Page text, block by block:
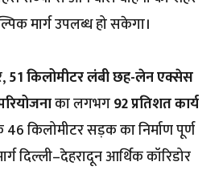
मार्ग उपलब्ध हो सकेगा।
51 किलोमीटर लंबी छह-लेन एक्सेस
का लगभग92 प्रतिशत कार्य
किलोमीटर सड़क का निर्माण पूर्ण
दिल्ली–देहरादून आर्थिक कॉरिडोर